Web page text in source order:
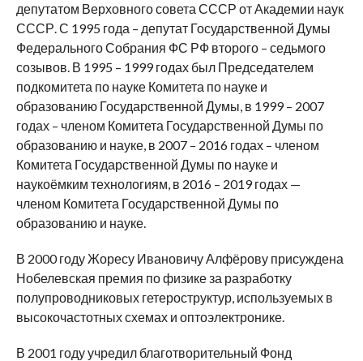
депутатом Верховного совета СССР от Академии наук
СССР. С 1995 года – депутат Государственной Думы
Федерального Собрания ФС РФ второго – седьмого
созывов. В 1995 – 1999 годах был Председателем
подкомитета по науке Комитета по науке и
образованию Государственной Думы, в 1999 – 2007
годах – членом Комитета Государственной Думы по
образованию и науке, в 2007 – 2016 годах – членом
Комитета Государственной Думы по науке и
наукоёмким технологиям, в 2016 – 2019 годах —
членом Комитета Государственной Думы по
образованию и науке.
В 2000 году Жоресу Ивановичу Алфёрову присуждена
Нобелевская премия по физике за разработку
полупроводниковых гетероструктур, используемых в
высокочастотных схемах и оптоэлектронике.
В 2001 году учредил благотворительный Фонд